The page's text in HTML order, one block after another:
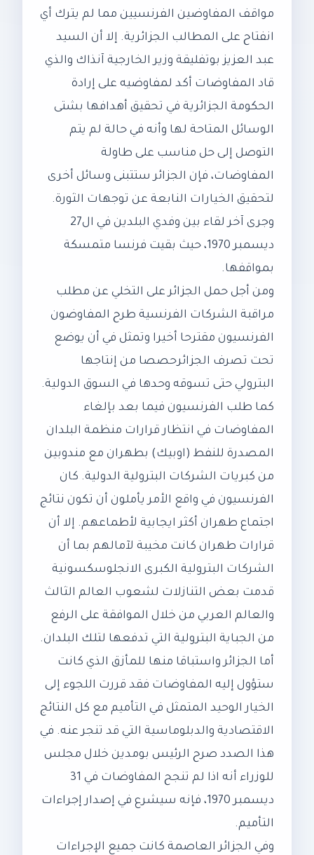
مواقف المفاوضين الفرنسيين مما لم يترك أي
انفتاح على المطالب الجزائرية. إلا أن السيد
عبد العزيز بوتفليقة وزير الخارجية آنذاك والذي
قاد المفاوضات أكد لمفاوضيه على إرادة
الحكومة الجزائرية في تحقيق أهدافها بشتى
الوسائل المتاحة لها وأنه في حالة لم يتم
التوصل إلى حل مناسب على طاولة
المفاوضات، فإن الجزائر ستتبنى وسائل أخرى
لتحقيق الخيارات النابعة عن توجهات الثورة.
وجرى آخر لقاء بين وفدي البلدين في ال27
ديسمبر 1970، حيث بقيت فرنسا متمسكة
بمواقفها.
ومن أجل حمل الجزائر على التخلي عن مطلب
مراقبة الشركات الفرنسية طرح المفاوضون
الفرنسيون مقترحا أخيرا وتمثل في أن يوضع
تحت تصرف الجزائرحصصا من إنتاجها
البترولي حتى تسوقه وحدها في السوق الدولية.
كما طلب الفرنسيون فيما بعد بإلغاء
المفاوضات في انتظار قرارات منظمة البلدان
المصدرة للنفط (اوبيك) بطهران مع مندوبين
من كبريات الشركات البترولية الدولية. كان
الفرنسيون في واقع الأمر يأملون أن تكون نتائج
اجتماع طهران أكثر ايجابية لأطماعهم. إلا أن
قرارات طهران كانت مخيبة لآمالهم بما أن
الشركات البترولية الكبرى الانجلوسكسونية
قدمت بعض التنازلات لشعوب العالم الثالث
والعالم العربي من خلال الموافقة على الرفع
من الجباية البترولية التي تدفعها لتلك البلدان.
أما الجزائر واستباقا منها للمأزق الذي كانت
ستؤول إليه المفاوضات فقد قررت اللجوء إلى
الخيار الوحيد المتمثل في التأميم مع كل النتائج
الاقتصادية والدبلوماسية التي قد تنجر عنه. في
هذا الصدد صرح الرئيس بومدين خلال مجلس
للوزراء أنه اذا لم تنجح المفاوضات في 31
ديسمبر 1970، فإنه سيشرع في إصدار إجراءات
التأميم.
وفي الجزائر العاصمة كانت جميع الإجراءات